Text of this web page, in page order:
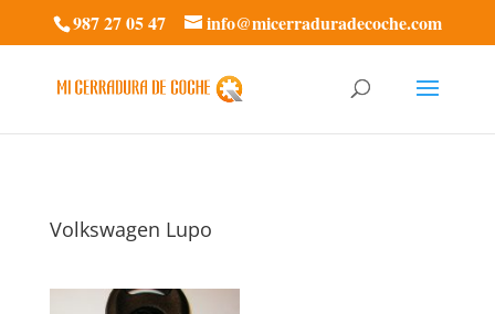
987 27 05 47 info@micerraduradecoche.com
Volkswagen Lupo